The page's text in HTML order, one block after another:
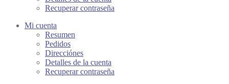
Recuperar contraseña
Mi cuenta
Resumen
Pedidos
Direcciónes
Detalles de la cuenta
Recuperar contraseña